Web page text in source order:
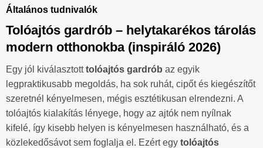
Általános tudnivalók
Tolóajtós gardrób – helytakarékos tárolás
modern otthonokba (inspiráló 2026)
Egy jól kiválasztotttolóajtós gardrób az egyik
legpraktikusabb megoldás, ha sok ruhát, cipőt és kiegészítőt
szeretnél kényelmesen, mégis esztétikusan elrendezni. A
tolóajtós kialakítás lényege, hogy az ajtók nem nyílnak
kifelé, így kisebb helyen is kényelmesen használható, és a
közlekedősávot sem foglalja el. Ezért egy tolóajtós